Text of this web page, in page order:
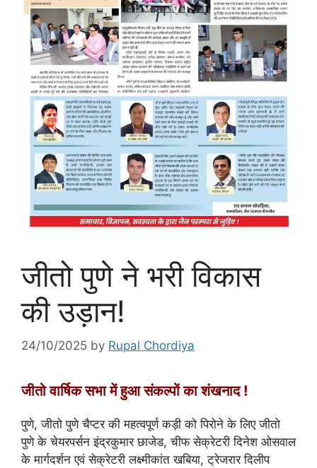
जीतो पुणे ने भरी विकास
की उड़ान!
24/10/2025 by Rupal Chordiya
जीतो वार्षिक सभा में हुआ संकल्पों का शंखनाद !
पुणे, जीतो पुणे चैप्टर की महत्वपूर्ण कड़ी को पिरोने के लिए जीतो
पुणे के चेयरपर्सन इंद्रकुमार छाजेड, चीफ सेक्रेटरी दिनेश ओसवाल
के मार्गदर्शन एवं सेक्रेटरी लक्ष्मीकांत खबिया, ट्रेजरार दिलीप